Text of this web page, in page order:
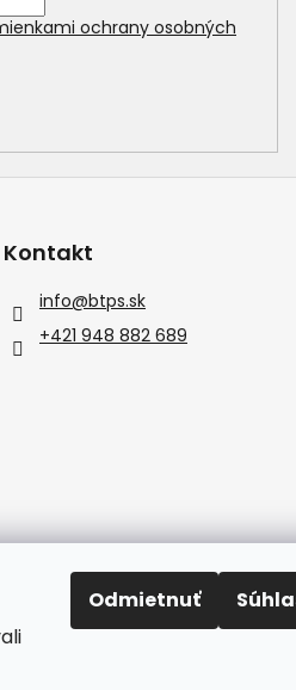
Odmietnuť
ochrany osobných
Kontakt
info@btps.sk
+421 948 882 689